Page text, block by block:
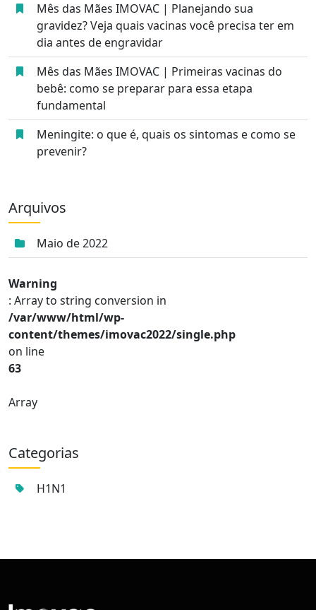
Mês das Mães IMOVAC | Planejando sua
gravidez? Veja quais vacinas você precisa ter em
dia antes de engravidar
Mês das Mães IMOVAC | Primeiras vacinas do
bebê: como se preparar para essa etapa
fundamental
Meningite: o que é, quais os sintomas e como se
prevenir?
Arquivos
Maio de 2022
Warning
: Array to string conversion in
/var/www/html/wp-
content/themes/imovac2022/single.php
on line
63
Array
Categorias
H1N1